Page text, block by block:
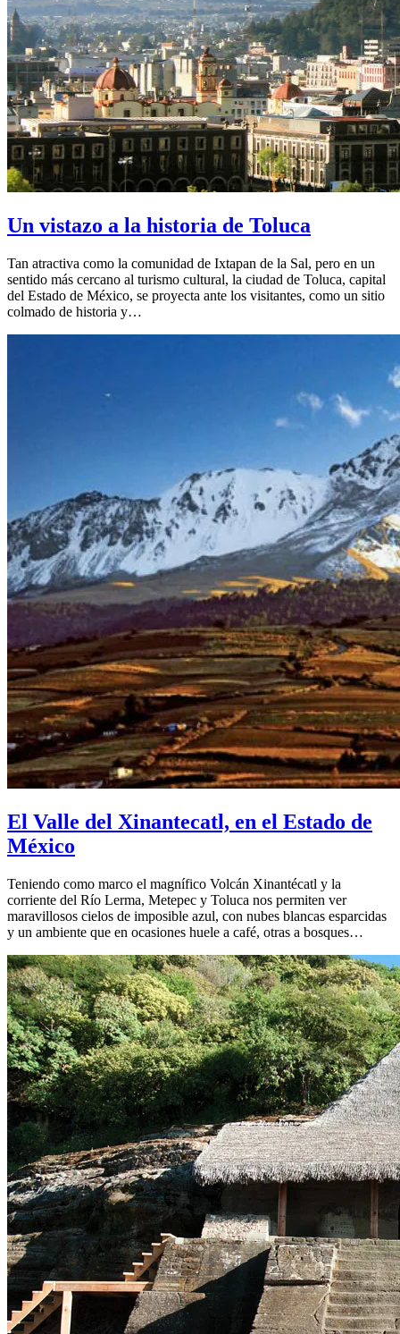
Un vistazo a la historia de Toluca
Tan atractiva como la comunidad de Ixtapan de la Sal, pero en un
sentido más cercano al turismo cultural, la ciudad de Toluca, capital
del Estado de México, se proyecta ante los visitantes, como un sitio
colmado de historia y…
El Valle del Xinantecatl, en el Estado de
México
Teniendo como marco el magnífico Volcán Xinantécatl y la
corriente del Río Lerma, Metepec y Toluca nos permiten ver
maravillosos cielos de imposible azul, con nubes blancas esparcidas
y un ambiente que en ocasiones huele a café, otras a bosques…